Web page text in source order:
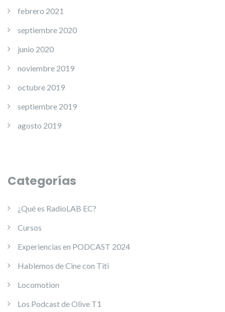
febrero 2021
septiembre 2020
junio 2020
noviembre 2019
octubre 2019
septiembre 2019
agosto 2019
Categorías
¿Qué es RadioLAB EC?
Cursos
Experiencias en PODCAST 2024
Hablemos de Cine con Titi
Locomotion
Los Podcast de Olive T1